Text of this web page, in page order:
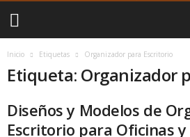
Inicio Etiquetas Organizador para Escritorio
Etiqueta: Organizador
Diseños y Modelos de
Escritorio para Oficinas